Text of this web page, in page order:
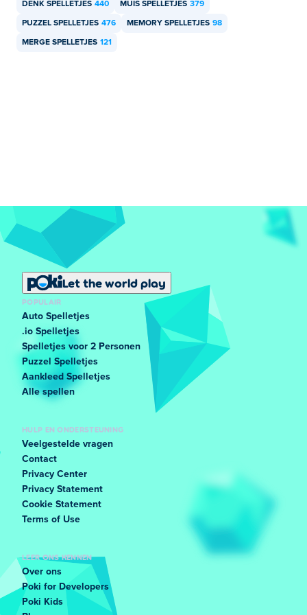
DENK SPELLETJES 440 MUIS SPELLETJES 379
PUZZEL SPELLETJES 476 MEMORY SPELLETJES 98
MERGE SPELLETJES 121
Let the world play
POPULAIR
Auto Spelletjes
.io Spelletjes
Spelletjes voor 2 Personen
Puzzel Spelletjes
Aankleed Spelletjes
Alle spellen
HULP EN ONDERSTEUNING
Veelgestelde vragen
Contact
Privacy Center
Privacy Statement
Cookie Statement
Terms of Use
LEER ONS KENNEN
Over ons
Poki for Developers
Poki Kids